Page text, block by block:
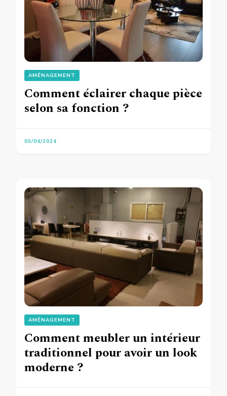
AMÉNAGEMENT
Comment éclairer chaque pièce
selon sa fonction ?
03/04/2024
AMÉNAGEMENT
Comment meubler un intérieur
traditionnel pour avoir un look
moderne ?